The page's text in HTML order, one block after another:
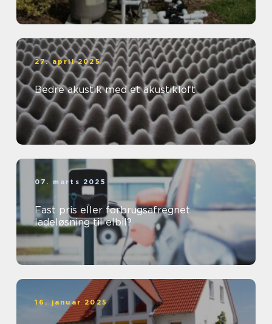
27. april 2025
Bedre akustik med et akustikloft
07. marts 2025
Fast pris eller forbrugsafregnet
ladeløsning til elbil?
16. januar 2025